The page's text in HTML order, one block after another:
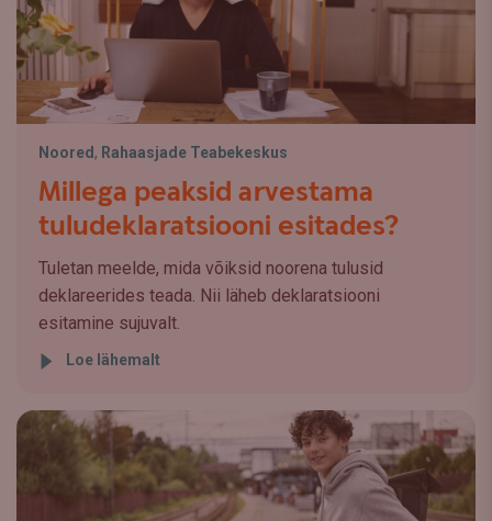
Noored , Rahaasjade Teabekeskus
Millega peaksid arvestama
tuludeklaratsiooni esitades?
Tuletan meelde, mida võiksid noorena tulusid
deklareerides teada. Nii läheb deklaratsiooni
esitamine sujuvalt.
Loe lähemalt